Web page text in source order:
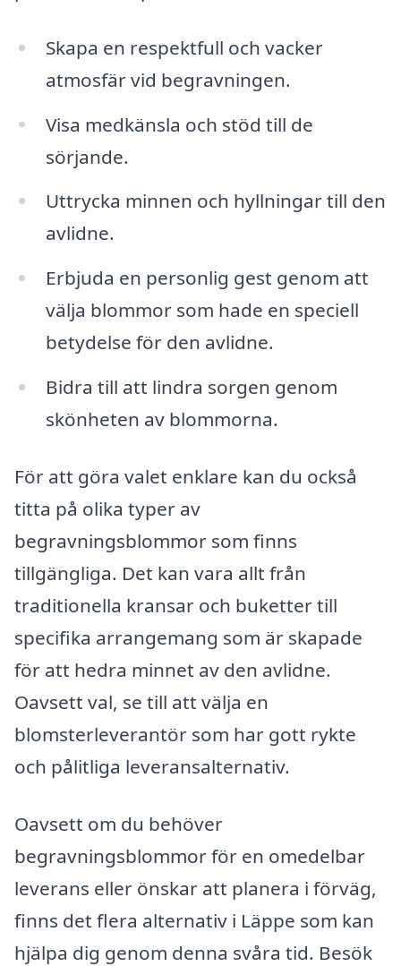
Skapa en respektfull och vacker
atmosfär vid begravningen.
Visa medkänsla och stöd till de
sörjande.
Uttrycka minnen och hyllningar till den
avlidne.
Erbjuda en personlig gest genom att
välja blommor som hade en speciell
betydelse för den avlidne.
Bidra till att lindra sorgen genom
skönheten av blommorna.
För att göra valet enklare kan du också
titta på olika typer av
begravningsblommor som finns
tillgängliga. Det kan vara allt från
traditionella kransar och buketter till
specifika arrangemang som är skapade
för att hedra minnet av den avlidne.
Oavsett val, se till att välja en
blomsterleverantör som har gott rykte
och pålitliga leveransalternativ.
Oavsett om du behöver
begravningsblommor för en omedelbar
leverans eller önskar att planera i förväg,
finns det flera alternativ i Läppe som kan
hjälpa dig genom denna svåra tid. Besök